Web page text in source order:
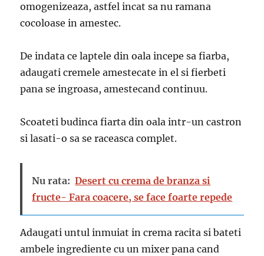
omogenizeaza, astfel incat sa nu ramana
cocoloase in amestec.
De indata ce laptele din oala incepe sa fiarba,
adaugati cremele amestecate in el si fierbeti
pana se ingroasa, amestecand continuu.
Scoateti budinca fiarta din oala intr-un castron
si lasati-o sa se raceasca complet.
Nu rata: Desert cu crema de branza si
fructe- Fara coacere, se face foarte repede
Adaugati untul inmuiat in crema racita si bateti
ambele ingrediente cu un mixer pana cand